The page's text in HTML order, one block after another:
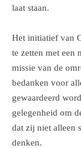
laat staan.
Het initiatief van
te zetten met een
missie van de
bedanken voor
gewaardeerd
gelegenheid om
dat zij niet alleen
denken.